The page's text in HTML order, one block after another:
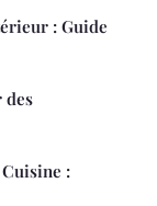
: Guide
des
: